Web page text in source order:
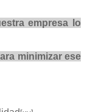
empresa lo
minimizar ese